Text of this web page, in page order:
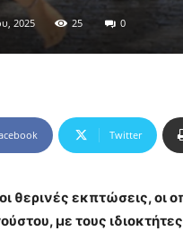
2025 25 0
Twitter
θερινές εκπτώσεις, οι
με τους